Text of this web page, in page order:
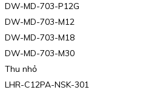
DW-MD-703-P12G
DW-MD-703-M12
DW-MD-703-M18
DW-MD-703-M30
Thu nhỏ
LHR-C12PA-NSK-301